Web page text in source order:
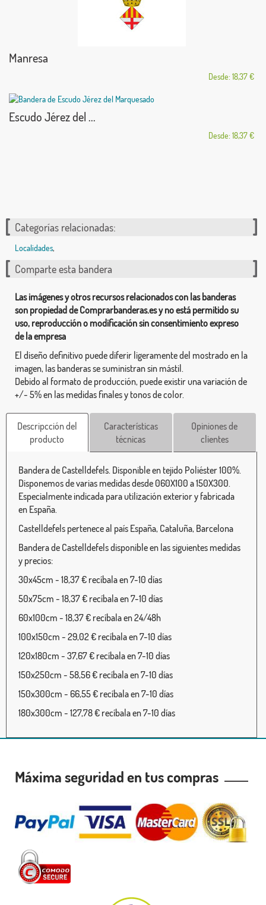
Manresa
Desde: 18,37 €
Escudo Jérez del ...
Desde: 18,37 €
Categorías relacionadas:
Localidades,
Comparte esta bandera
Las imágenes y otros recursos relacionados con las banderas
son propiedad de Comprarbanderas.es y no está permitido su
uso, reproducción o modificación sin consentimiento expreso
de la empresa
El diseño definitivo puede diferir ligeramente del mostrado en la
imagen, las banderas se suministran sin mástil.
Debido al formato de producción, puede existir una variación de
+/- 5% en las medidas finales y tonos de color.
Descripcción del
producto
Características
técnicas
Opiniones de
clientes
Bandera de Castelldefels. Disponible en tejido Poliéster 100%.
Disponemos de varias medidas desde 060X100 a 150X300.
Especialmente indicada para utilización exterior y fabricada
en España.
Castelldefels pertenece al país España, Cataluña, Barcelona
Bandera de Castelldefels disponible en las siguientes medidas
y precios:
30x45cm - 18,37 € recíbala en 7-10 días
50x75cm - 18,37 € recíbala en 7-10 días
60x100cm - 18,37 € recíbala en 24/48h
100x150cm - 29,02 € recíbala en 7-10 días
120x180cm - 37,67 € recíbala en 7-10 días
150x250cm - 58,56 € recíbala en 7-10 días
150x300cm - 66,55 € recíbala en 7-10 días
180x300cm - 127,78 € recíbala en 7-10 días
Máxima seguridad en tus compras